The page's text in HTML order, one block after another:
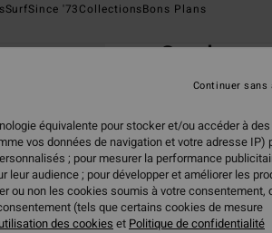
SurfSince '73CollectionsBons Plans
Gordon
Lunettes de soleil
ECO-BONUS
59,95 €
CouleurShiny
équivalente pour stocker et/ou accéder à des
vos données de navigation et votre adresse IP)
; pour mesurer la performance
audience ; pour développer et améliorer les
ou non les cookies soumis à votre consentement,
(tels que certains cookies de mesure
des cookies et Politique de confidentialité
Continuer sans